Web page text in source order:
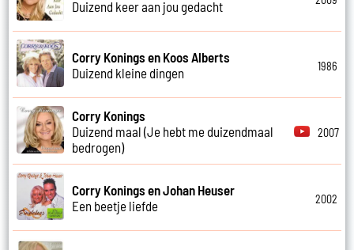
Duizend keer aan jou gedacht
Corry Konings en Koos Alberts
Duizend kleine dingen
1986
Corry Konings
Duizend maal (Je hebt me duizendmaal
bedrogen)
2007
Corry Konings en Johan Heuser
Een beetje liefde
2002